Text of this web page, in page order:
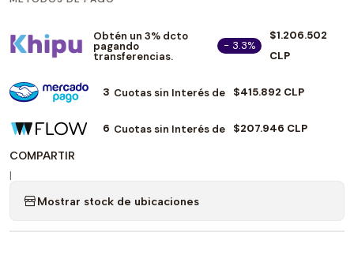
Obtén un 3% dcto
pagando
transferencias.
- 3.3%
$1.206.502
CLP
3 Cuotas sin Interés de $415.892 CLP
6 Cuotas sin Interés de $207.946 CLP
COMPARTIR
|
Mostrar stock de ubicaciones